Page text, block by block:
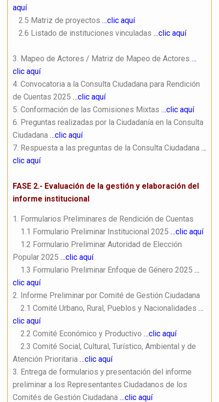
aquí
2.5 Matriz de proyectos …clic aquí
2.6 Listado de instituciones vinculadas …clic aquí
3. Mapeo de Actores / Matriz de Mapeo de Actores …
clic aquí
4. Convocatoria a la Consulta Ciudadana para Rendición
de Cuentas 2025 …clic aquí
5. Conformación de las Comisiones Mixtas …clic aquí
6. Preguntas realizadas por la Ciudadanía en la Consulta
Ciudadana …clic aquí
7. Respuesta a las preguntas de la Consulta Ciudadana …
clic aquí
FASE 2.- Evaluación de la gestión y elaboración del
informe institucional
1. Formularios Preliminares de Rendición de Cuentas
1.1 Formulario Preliminar Institucional 2025 …clic aquí
1.2 Formulario Preliminar Autoridad de Elección
Popular 2025 …clic aquí
1.3 Formulario Preliminar Enfoque de Género 2025 …
clic aquí
2. Informe Preliminar por Comité de Gestión Ciudadana
2.1 Comité Urbano, Rural, Pueblos y Nacionalidades …
clic aquí
2.2 Comité Económico y Productivo …clic aquí
2.3 Comité Social, Cultural, Turístico, Ambiental y de
Atención Prioritaria …clic aquí
3. Entrega de formularios y presentación del informe
preliminar a los Representantes Ciudadanos de los
Comités de Gestión Ciudadana …clic aquí